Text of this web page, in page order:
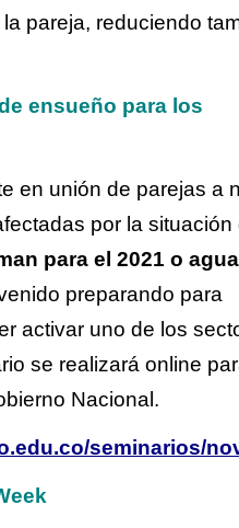
pareja, reduciendo
ensueño para los
en unión de parejas a
por la situación
para el 2021 o
preparando para
activar uno de los
se realizará online
Nacional.
seminarios/